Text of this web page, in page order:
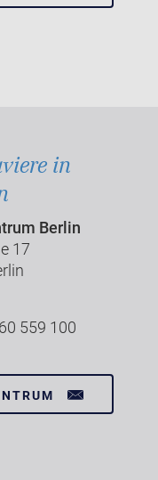
in
Berlin
17
559 100